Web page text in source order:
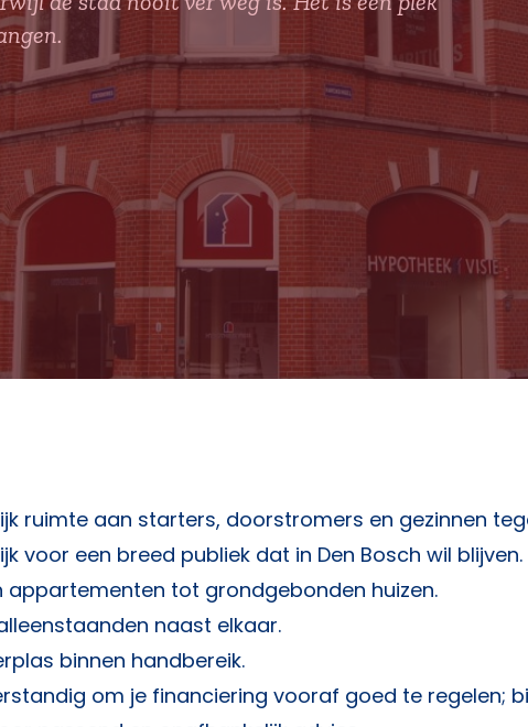
ruimte aan starters, doorstromers en gezinnen
voor een breed publiek dat in Den Bosch wil blijven.
appartementen tot grondgebonden huizen.
naast elkaar.
binnen handbereik.
om je financiering vooraf goed te regelen;